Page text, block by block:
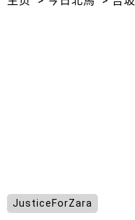
JusticeForZara